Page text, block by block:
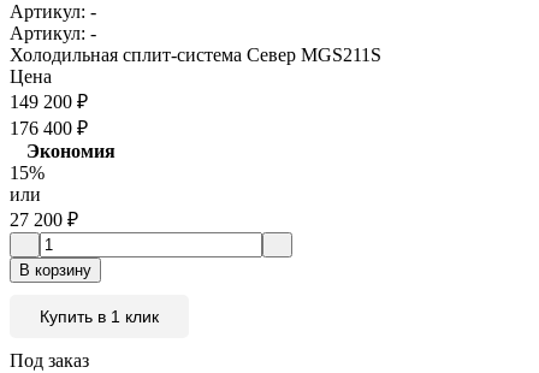
Артикул: -
Артикул: -
Холодильная сплит-система Север MGS211S
Цена
149 200 ₽
176 400 ₽
Экономия
15%
или
27 200 ₽
В корзину
Купить в 1 клик
Под заказ